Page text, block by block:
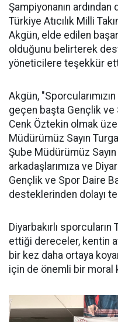
Şampiyonanın
Türkiye Atıcılık Milli
Akgün, elde edilen
olduğunu belirterek
yöneticilere teşekkür
Akgün,
geçen başta Gençlik ve
Cenk Öztekin olmak
Müdürümüz Sayın
Şube Müdürümüz
arkadaşlarımıza ve
Gençlik ve Spor Daire
desteklerinden dolayı
Diyarbakırlı
ettiği dereceler, kentin
bir kez daha ortaya
için de önemli bir moral